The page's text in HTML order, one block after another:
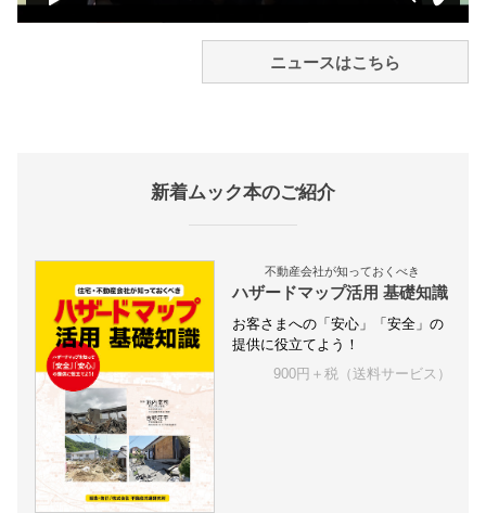
ニュースはこちら
新着ムック本のご紹介
不動産会社が知っておくべき
ハザードマップ活用 基礎知識
お客さまへの「安心」「安全」の
提供に役立てよう！
900円＋税（送料サービス）